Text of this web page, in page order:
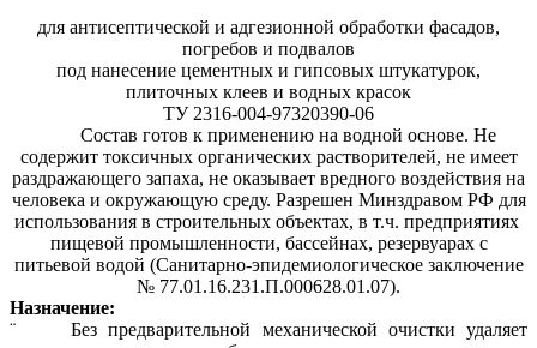
для антисептической и адгезионной обработки фасадов,
погребов и подвалов
под нанесение цементных и гипсовых штукатурок,
плиточных клеев и водных красок
ТУ 2316-004-97320390-06
Состав готов к применению на водной основе. Не
содержит токсичных органических растворителей, не имеет
раздражающего запаха, не оказывает вредного воздействия на
человека и окружающую среду. Разрешен Минздравом РФ для
использования в строительных объектах, в т.ч. предприятиях
пищевой промышленности, бассейнах, резервуарах с
питьевой водой (Санитарно-эпидемиологическое заключение
№ 77.01.16.231.П.000628.01.07).
Назначение:
¨ Без предварительной механической очистки удаляет